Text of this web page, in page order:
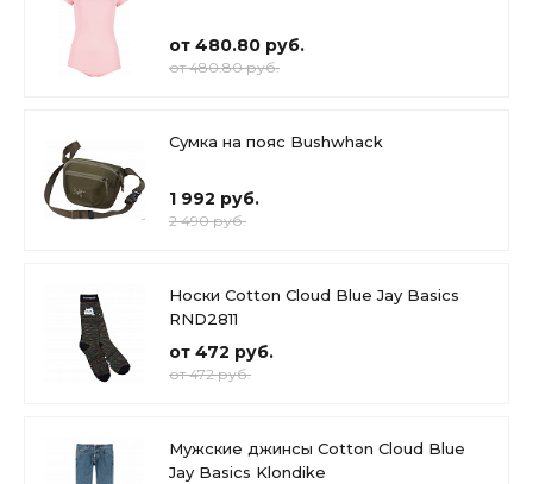
от 480.80 руб.
от 480.80 руб.
Сумка на пояс Bushwhack
1 992 руб.
2 490 руб.
Носки Cotton Cloud Blue Jay Basics
RND2811
от 472 руб.
от 472 руб.
Мужские джинсы Cotton Cloud Blue
Jay Basics Klondike